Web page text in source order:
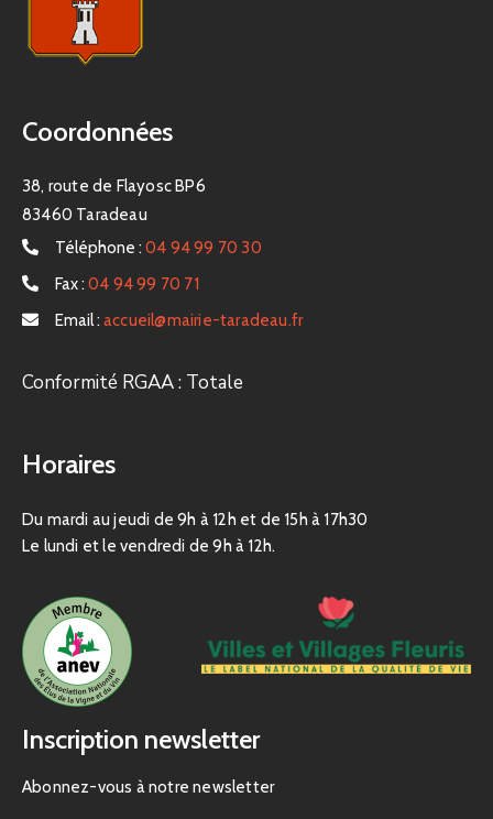
Coordonnées
38, route de Flayosc BP6
83460 Taradeau
Téléphone : 04 94 99 70 30
Fax : 04 94 99 70 71
Email : accueil@mairie-taradeau.fr
Conformité RGAA : Totale
Horaires
Du mardi au jeudi de 9h à 12h et de 15h à 17h30
Le lundi et le vendredi de 9h à 12h.
Inscription newsletter
Abonnez-vous à notre newsletter